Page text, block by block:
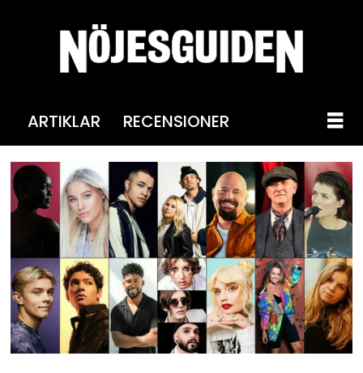
ARTIKLAR RECENSIONER